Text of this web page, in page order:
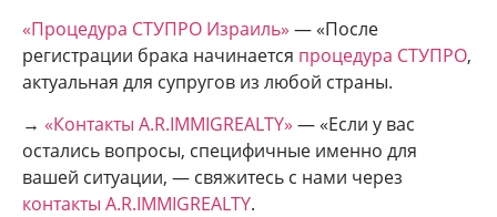
«Процедура СТУПРО Израиль» — «После
регистрации брака начинается процедура СТУПРО,
актуальная для супругов из любой страны.
→ «Контакты A.R.IMMIGREALTY» — «Если у вас
остались вопросы, специфичные именно для
вашей ситуации, — свяжитесь с нами через
контакты A.R.IMMIGREALTY.